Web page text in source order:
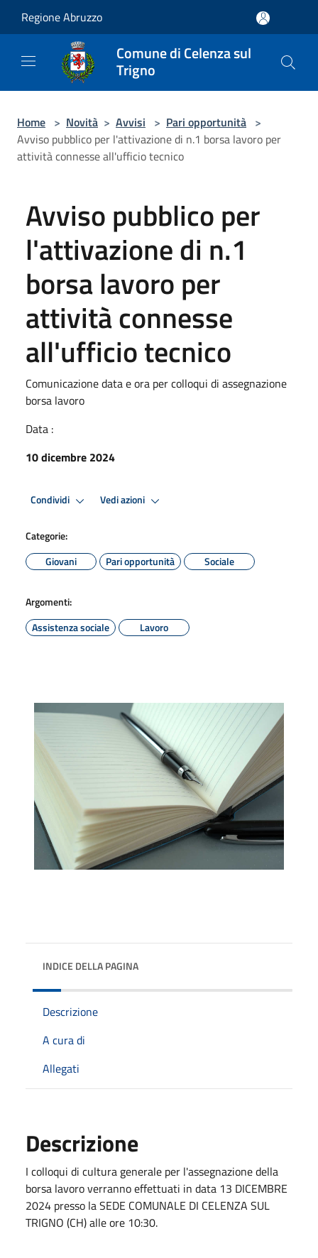
Regione Abruzzo
Comune di Celenza sul
Trigno
Home > Novità > Avvisi > Pari opportunità >
Avviso pubblico per l'attivazione di n.1 borsa lavoro per
attività connesse all'ufficio tecnico
Avviso pubblico per
l'attivazione di n.1
borsa lavoro per
attività connesse
all'ufficio tecnico
Comunicazione data e ora per colloqui di assegnazione
borsa lavoro
Data :
10 dicembre 2024
Condividi Vedi azioni
Categorie:
Giovani
Pari opportunità Sociale
Argomenti:
Assistenza sociale
Lavoro
INDICE DELLA PAGINA
Descrizione
A cura di
Allegati
Descrizione
I colloqui di cultura generale per l'assegnazione della
borsa lavoro verranno effettuati in data 13 DICEMBRE
2024 presso la SEDE COMUNALE DI CELENZA SUL
TRIGNO (CH) alle ore 10:30.